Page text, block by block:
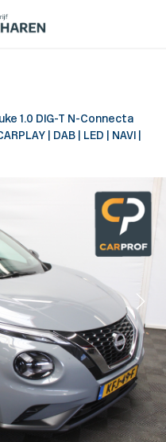
1.0 DIG-T N-Connecta
| DAB | LED | NAVI |